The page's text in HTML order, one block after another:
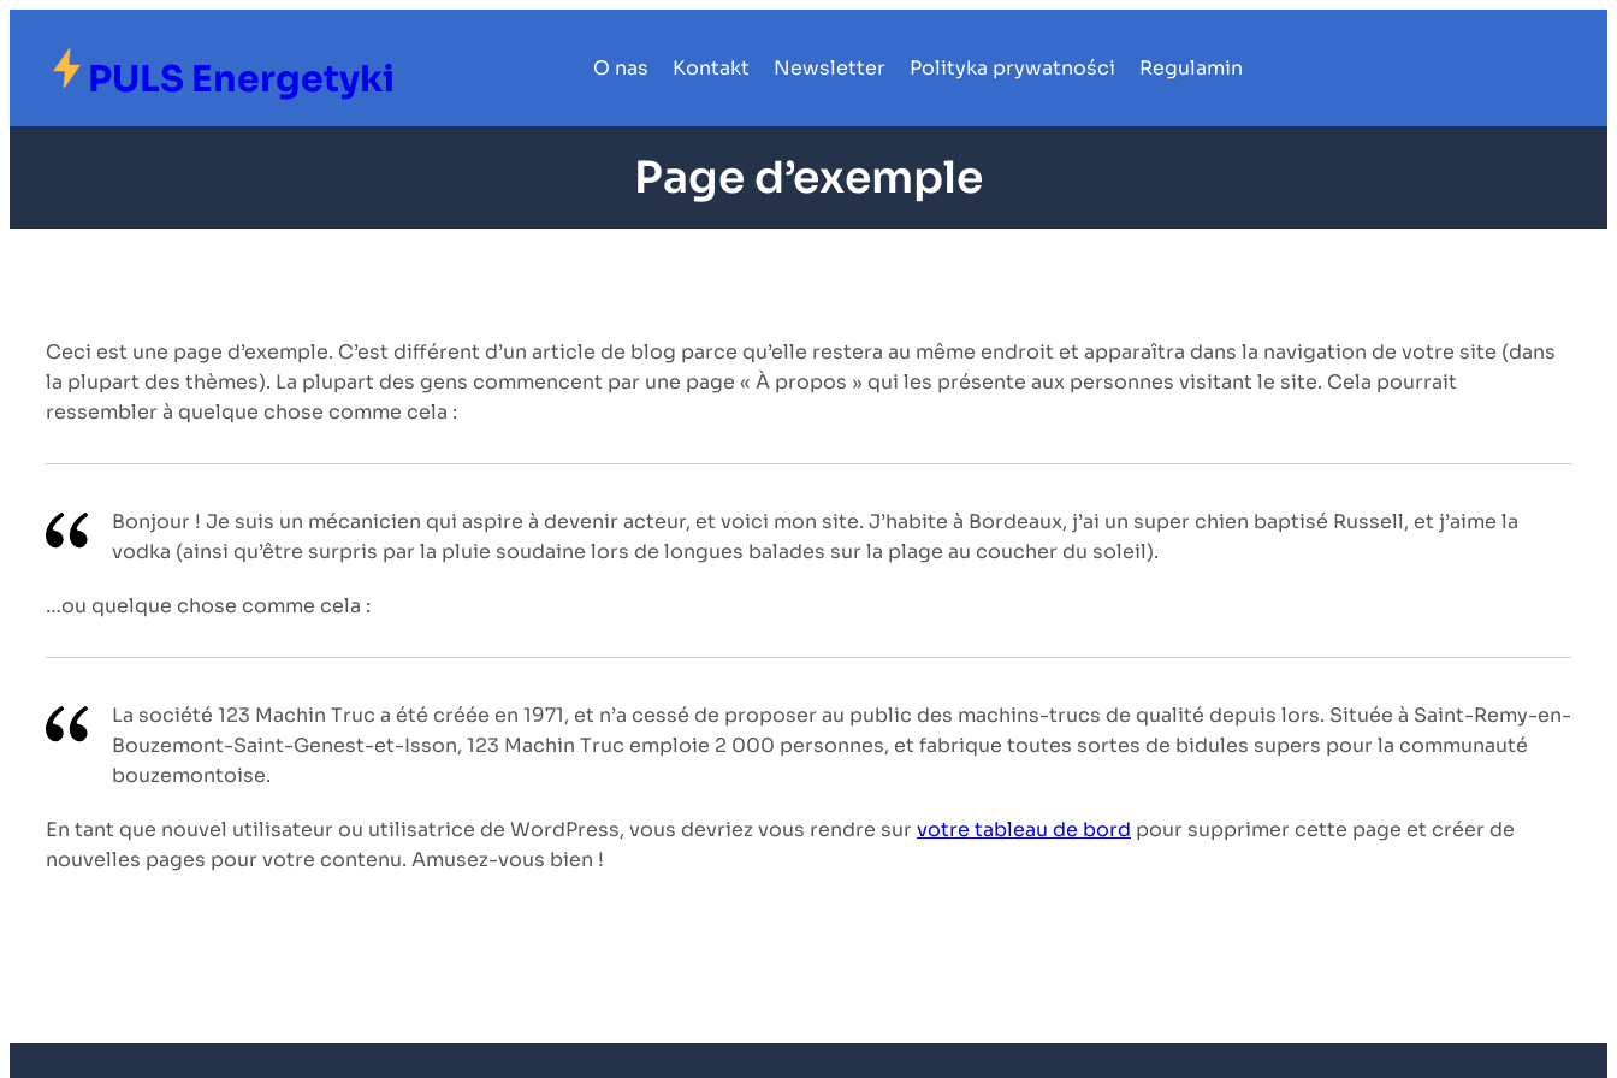
treści
PULS Energetyki O nas Kontakt Newsletter Polityka prywatności Regulamin
Page d’exemple
Ceci est une page d’exemple. C’est différent d’un article de blog parce qu’elle restera au même endroit et apparaîtra dans la navigation de votre site (dans
la plupart des thèmes). La plupart des gens commencent par une page « À propos » qui les présente aux personnes visitant le site. Cela pourrait
ressembler à quelque chose comme cela :
Bonjour ! Je suis un mécanicien qui aspire à devenir acteur, et voici mon site. J’habite à Bordeaux, j’ai un super chien baptisé Russell, et j’aime la
vodka (ainsi qu’être surpris par la pluie soudaine lors de longues balades sur la plage au coucher du soleil).
…ou quelque chose comme cela :
La société 123 Machin Truc a été créée en 1971, et n’a cessé de proposer au public des machins-trucs de qualité depuis lors. Située à Saint-Remy-en-
Bouzemont-Saint-Genest-et-Isson, 123 Machin Truc emploie 2 000 personnes, et fabrique toutes sortes de bidules supers pour la communauté
bouzemontoise.
En tant que nouvel utilisateur ou utilisatrice de WordPress, vous devriez vous rendre survotre tableau de bord pour supprimer cette page et créer de
nouvelles pages pour votre contenu. Amusez-vous bien !